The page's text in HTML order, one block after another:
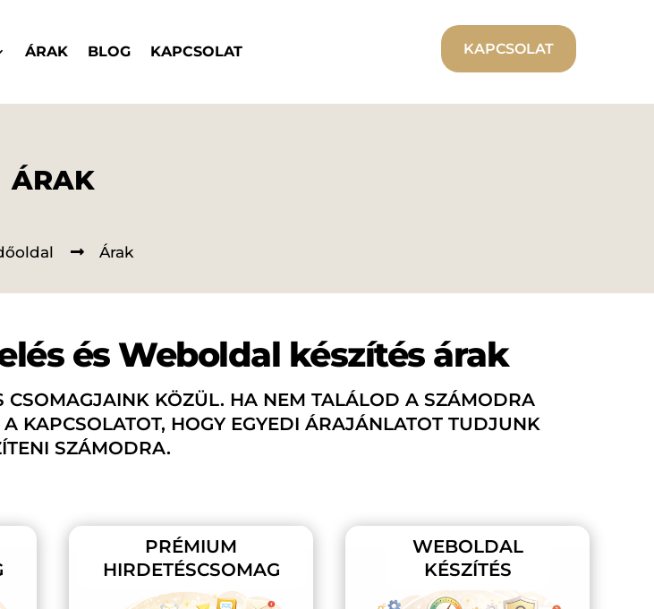
ÁRAK BLOG KAPCSOLAT KAPCSOLAT
ÁRAK
Árak
és Weboldal készítés árak
CSOMAGJAINK KÖZÜL. HA NEM TALÁLOD A SZÁMODRA
KAPCSOLATOT, HOGY EGYEDI ÁRAJÁNLATOT TUDJUNK
SZÁMODRA.
PRÉMIUM
HIRDETÉSCSOMAG
WEBOLDAL
KÉSZÍTÉS